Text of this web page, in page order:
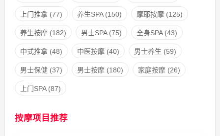
上门推拿(77) 养生SPA(150) 摩耶按摩(125)
养生按摩(182) 男士SPA(75) 全身SPA(43)
中式推拿(48) 中医按摩(40) 男士养生 (59)
男士保健(37) 男士按摩(180) 家庭按摩(26)
上门SPA(87)
按摩项目推荐